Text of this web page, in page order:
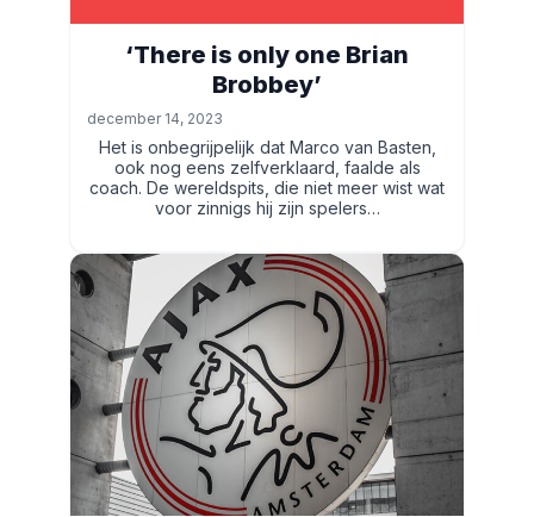
‘There is only one Brian
Brobbey’
december 14, 2023
Het is onbegrijpelijk dat Marco van Basten,
ook nog eens zelfverklaard, faalde als
coach. De wereldspits, die niet meer wist wat
voor zinnigs hij zijn spelers…